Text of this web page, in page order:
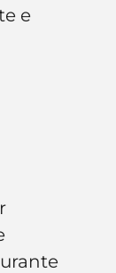
e